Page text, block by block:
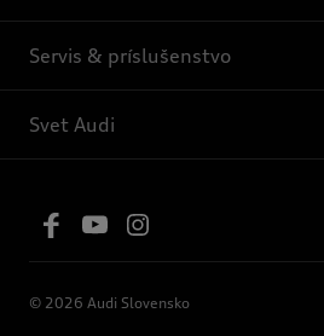
Servis & príslušenstvo
Svet Audi
© 2026 Audi Slovensko